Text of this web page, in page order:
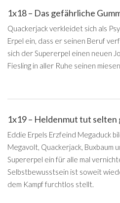
1x18 – Das gefährliche
Quackerjack verkleidet sich als
Erpel ein, dass er seinen Beruf
sich der Supererpel einen neuen
Fiesling in aller Ruhe seinen
1x19 – Heldenmut tut selten
Eddie Erpels Erzfeind Megaduck
Megavolt, Quackerjack, Buxbaum
Supererpel ein für alle mal
Selbstbewusstsein ist soweit
dem Kampf furchtlos stellt.